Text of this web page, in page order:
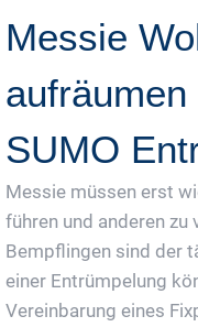
Messie
SUMO
Messie müssen erst
führen und anderen zu
Bempflingen sind der
einer Entrümpelung
Vereinbarung eines